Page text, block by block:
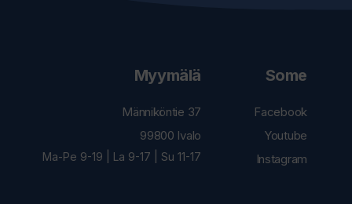
Myymälä
Männiköntie 37
99800 Ivalo
Ma-Pe 9-19 | La 9-17 | Su 11-17
Some
Facebook
Youtube
Instagram